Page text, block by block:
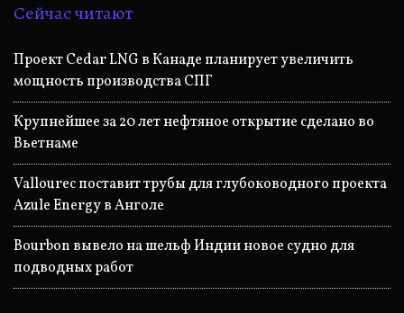
Сейчас читают
Проект Cedar LNG в Канаде планирует увеличить
мощность производства СПГ
Крупнейшее за 20 лет нефтяное открытие сделано во
Вьетнаме
Vallourec поставит трубы для глубоководного проекта
Azule Energy в Анголе
Bourbon вывело на шельф Индии новое судно для
подводных работ